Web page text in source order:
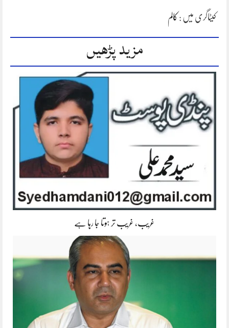
کیٹاگری میں : کالم
مزید پڑھیں
غریب، غریب تر ہوتا جا رہا ہے